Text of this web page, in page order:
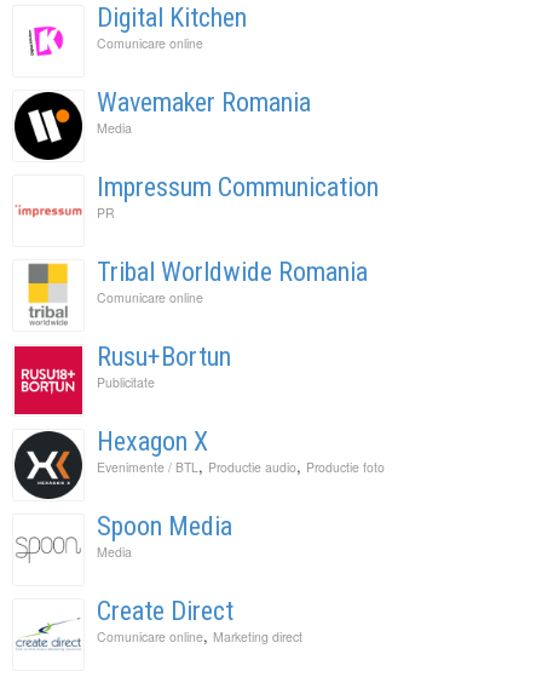
Digital Kitchen
Comunicare online
Wavemaker Romania
Media
Impressum Communication
PR
Tribal Worldwide Romania
Comunicare online
Rusu+Bortun
Publicitate
Hexagon X
Evenimente / BTL, Productie audio, Productie foto
Spoon Media
Media
Create Direct
Comunicare online, Marketing direct